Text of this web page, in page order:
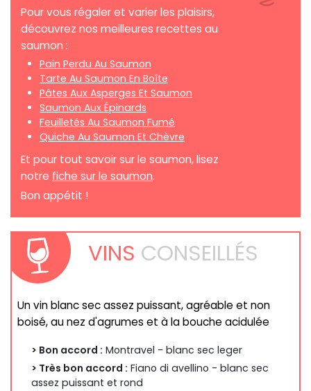
Pour vous régaler et varier les plaisirs,
découvrez nos meilleures recettes au
saumon :
Pain Perdu Au Saumon
Tarte Au Saumon En Boîte
Pâtes Aux Asperges Et Saumon
Saumon Aux Épinards
Feuilletés Au Saumon Fumé
Quiche Au Saumon Et Chèvre
Et pour tout savoir sur le saumon, lisez
notre fiche sur le saumon.
Bon appétit !
VINS CONSEILLÉS
Un vin blanc sec assez puissant, agréable et non
boisé, au nez d'agrumes et à la bouche acidulée
> Bon accord : Montravel - blanc sec leger
> Très bon accord : Fiano di avellino - blanc sec
assez puissant et rond